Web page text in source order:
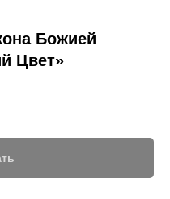
Божией
Цвет»